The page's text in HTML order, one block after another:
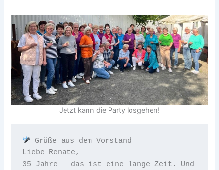
Jetzt kann die Party losgehen!
Grüße aus dem Vorstand
Liebe Renate,
35 Jahre – das ist eine lange Zeit. Und